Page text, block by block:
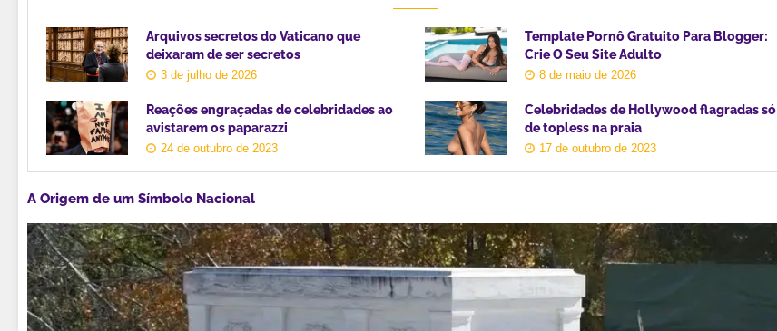
Arquivos secretos do Vaticano que
deixaram de ser secretos
3 de julho de 2026
Template Pornô Gratuito Para Blogger:
Crie O Seu Site Adulto
8 de maio de 2026
Reações engraçadas de celebridades ao
avistarem os paparazzi
24 de outubro de 2023
Celebridades de Hollywood flagradas só
de topless na praia
17 de outubro de 2023
A Origem de um Símbolo Nacional